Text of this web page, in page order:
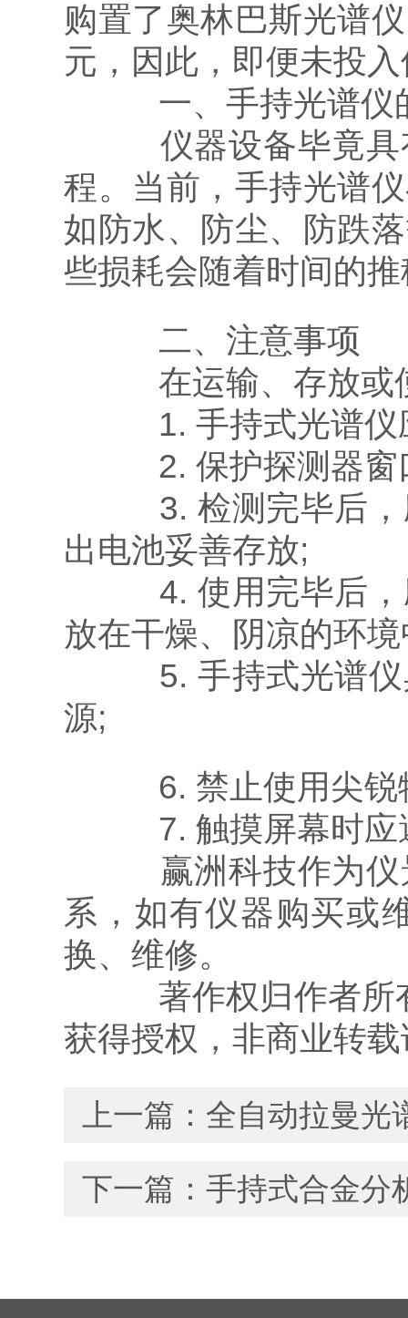
购置了奥林巴斯光谱
元，因此，即便未投
一、手持光谱仪
仪器设备毕竟具
程。当前，手持光谱
如防水、防尘、防跌
些损耗会随着时间的
二、注意事项
在运输、存放或使
1. 手持式光谱仪
2. 保护探测器窗
3. 检测完毕后，
出电池妥善存放;
4. 使用完毕后，
放在干燥、阴凉的环
5. 手持式光谱仪
源;
6. 禁止使用尖锐
7. 触摸屏幕时应
赢洲科技作为仪
系，如有仪器购买或
换、维修。
著作权归作者所有
获得授权，非商业转
上一篇： 全自动拉曼光
下一篇： 手持式合金分